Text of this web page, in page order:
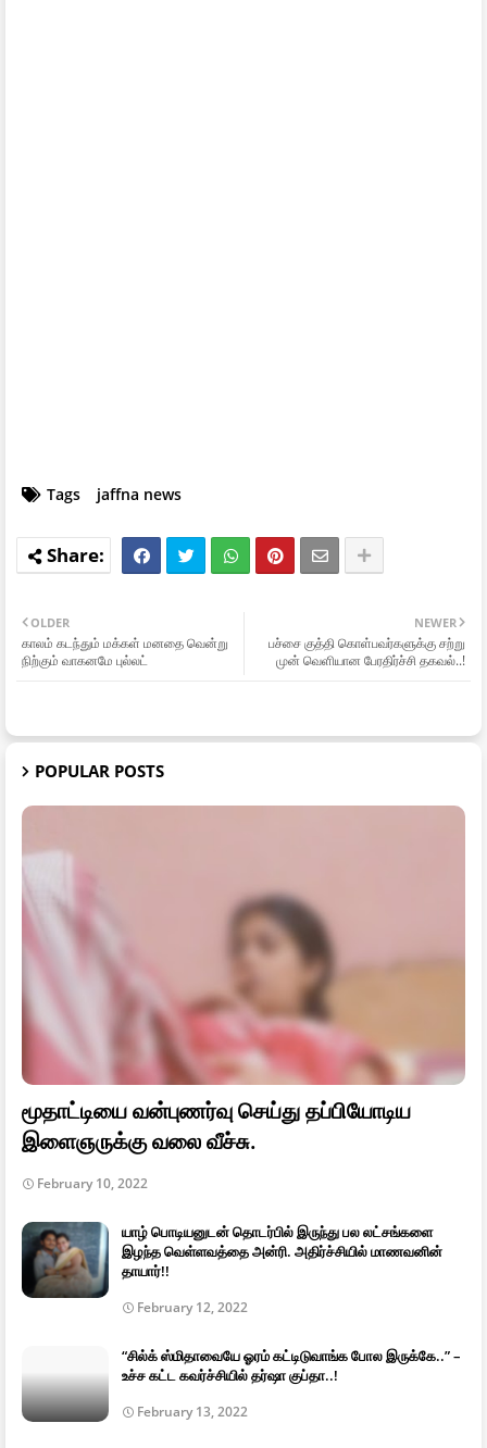
Tags jaffna news
NEWER
பச்சை குத்தி கொள்பவர்களுக்கு சற்று
முன் வெளியான பேரதிர்ச்சி தகவல்..!
OLDER
காலம் கடந்தும் மக்கள் மனதை வென்று
நிற்கும் வாகனமே புல்லட்
POPULAR POSTS
மூதாட்டியை வன்புணர்வு செய்து தப்பியோடிய
இளைஞருக்கு வலை வீச்சு.
February 10, 2022
யாழ் பொடியனுடன் தொடர்பில் இருந்து பல லட்சங்களை
இழந்த வெள்ளவத்தை அன்ரி. அதிர்ச்சியில் மாணவனின்
தாயார்!!
February 12, 2022
“சில்க் ஸ்மிதாவையே ஓரம் கட்டிடுவாங்க போல இருக்கே..” –
உச்ச கட்ட கவர்ச்சியில் தர்ஷா குப்தா..!
February 13, 2022